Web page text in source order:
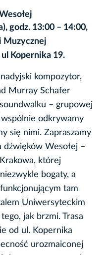
godz. 13:00 – 14:00,
Muzycznej
Kopernika 19.
kompozytor,
Murray Schafer
– grupowej
odkrywamy
się nimi. Zapraszamy
Wesołej –
której
bogaty, a
tam
Uniwersyteckim
jak brzmi. Trasa
od ul. Kopernika
urozmaiconej